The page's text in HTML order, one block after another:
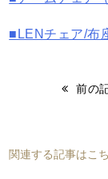
■LENチェア/布
前の
関連する記事はこ